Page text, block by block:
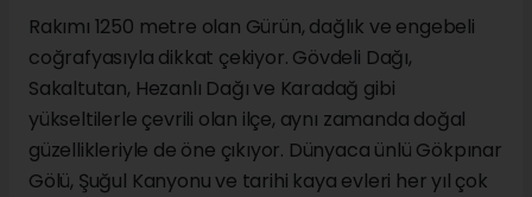
Rakımı 1250 metre olan Gürün, dağlık ve engebeli
coğrafyasıyla dikkat çekiyor. Gövdeli Dağı,
Sakaltutan, Hezanlı Dağı ve Karadağ gibi
yükseltilerle çevrili olan ilçe, aynı zamanda doğal
güzellikleriyle de öne çıkıyor. Dünyaca ünlü Gökpınar
Gölü, Şuğul Kanyonu ve tarihi kaya evleri her yıl çok